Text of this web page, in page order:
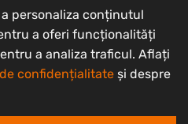
personaliza conținutul
a oferi funcționalități
a analiza traficul. Aflați
confidențialitate și despre